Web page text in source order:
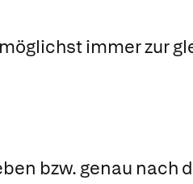
immer zur
bzw. genau nach